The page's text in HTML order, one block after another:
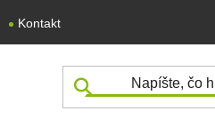
Kontakt